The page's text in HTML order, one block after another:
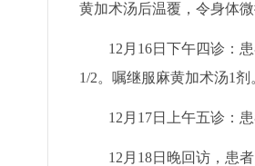
黄加术汤后温覆，令身体微
12月16日下午四诊：
1/2。嘱继服麻黄加术汤1剂
12月17日上午五诊：
12月18日晚回访，患